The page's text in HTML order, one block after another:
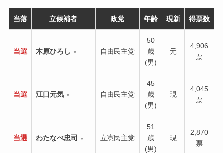
当落 立候補者 政党 年齢 現新 得票数
当選 木原ひろし ▼ 自由民主党
50
歳
(男)
元
4,906
票
当選 江口元気 ▼ 自由民主党
45
歳
(男)
現
4,045
票
当選 わたなべ忠司 ▼ 立憲民主党
51
歳
(男)
現
2,870
票